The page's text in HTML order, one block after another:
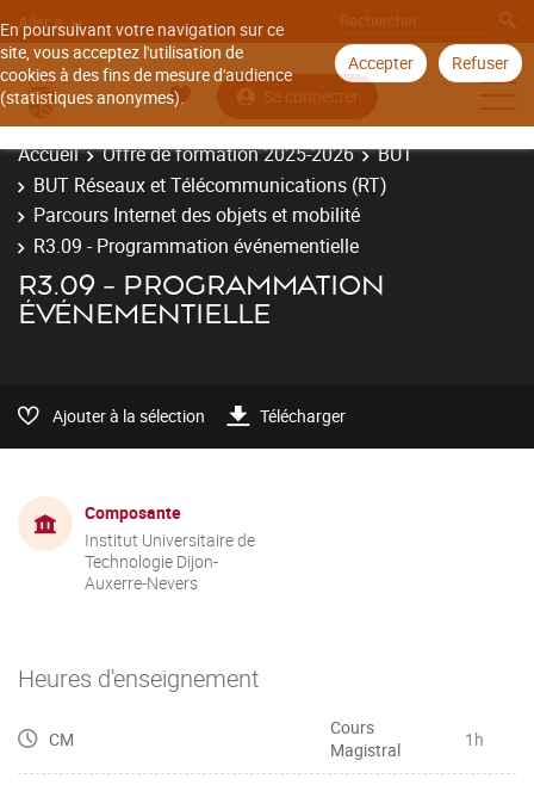
En poursuivant votre navigation sur ce
site, vous acceptez l'utilisation de
cookies à des fins de mesure d'audience
(statistiques anonymes).
Accepter Refuser
Aller à
Se connecter
Accueil Offre de formation 2025-2026
BUT
BUT Réseaux et Télécommunications (RT)
Parcours Internet des objets et mobilité
R3.09 - Programmation événementielle
R3.09 - PROGRAMMATION
ÉVÉNEMENTIELLE
Ajouter à la sélection Télécharger
Composante
Institut Universitaire de
Technologie Dijon-
Auxerre-Nevers
Heures d'enseignement
CM
Cours
Magistral
1h